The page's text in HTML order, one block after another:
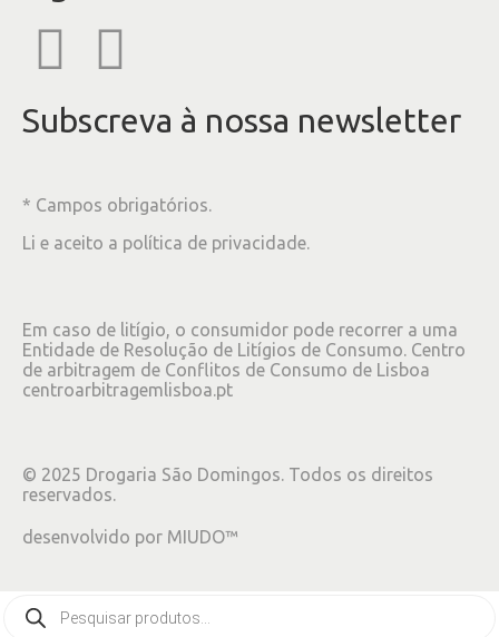
Subscreva à nossa newsletter
* Campos obrigatórios.
Li e aceito a política de privacidade.
Em caso de litígio, o consumidor pode recorrer a uma
Entidade de Resolução de Litígios de Consumo. Centro
de arbitragem de Conflitos de Consumo de Lisboa
centroarbitragemlisboa.pt
© 2025 Drogaria São Domingos. Todos os direitos
reservados.
desenvolvido por MIUDO™